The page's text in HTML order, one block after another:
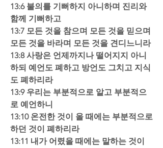
13:6 불의를 기뻐하지 아니하며 진리와
함께 기뻐하고
13:7 모든 것을 참으며 모든 것을 믿으며
모든 것을 바라며 모든 것을 견디느니라
13:8 사랑은 언제까지나 떨어지지 아니
하되 예언도 폐하고 방언도 그치고 지식
도 폐하리라
13:9 우리는 부분적으로 알고 부분적으
로 예언하니
13:10 온전한 것이 올 때에는 부분적으로
하던 것이 폐하리라
13:11 내가 어렸을 때에는 말하는 것이